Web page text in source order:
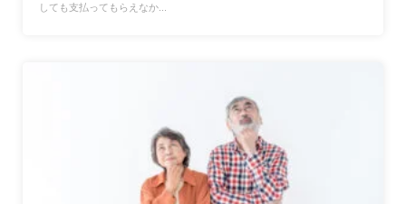
しても支払ってもらえなか...